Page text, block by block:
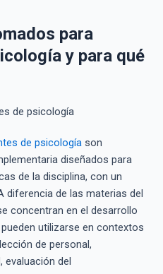
para
y para qué
de psicologíason
diseñados para
de la disciplina, con un
diferencia de las materias del
concentran en el desarrollo
utilizarse en contextos
de personal,
evaluación del